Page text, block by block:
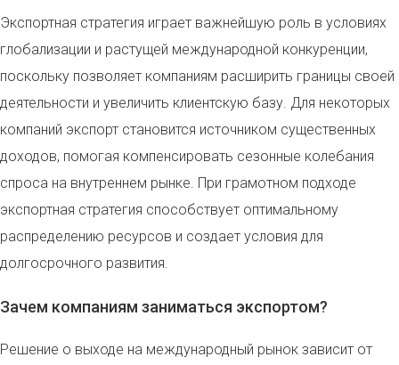
Экспортная стратегия играет важнейшую роль в условиях
глобализации и растущей международной конкуренции,
поскольку позволяет компаниям расширить границы своей
деятельности и увеличить клиентскую базу. Для некоторых
компаний экспорт становится источником существенных
доходов, помогая компенсировать сезонные колебания
спроса на внутреннем рынке. При грамотном подходе
экспортная стратегия способствует оптимальному
распределению ресурсов и создает условия для
долгосрочного развития.
Зачем компаниям заниматься экспортом?
Решение о выходе на международный рынок зависит от